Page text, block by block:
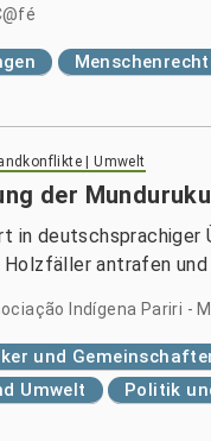
| Umwelt
der Munduruku
in deutschsprachiger
antrafen und
Indígena Pariri -
und
Umwelt
Politik